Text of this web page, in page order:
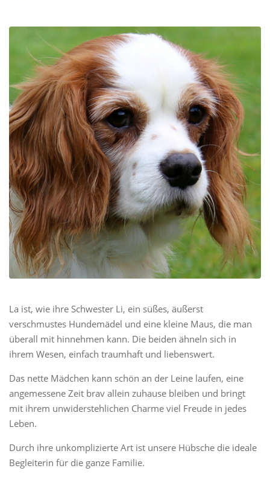
La ist, wie ihre Schwester Li, ein süßes, äußerst
verschmustes Hundemädel und eine kleine Maus, die man
überall mit hinnehmen kann. Die beiden ähneln sich in
ihrem Wesen, einfach traumhaft und liebenswert.
Das nette Mädchen kann schön an der Leine laufen, eine
angemessene Zeit brav allein zuhause bleiben und bringt
mit ihrem unwiderstehlichen Charme viel Freude in jedes
Leben.
Durch ihre unkomplizierte Art ist unsere Hübsche die ideale
Begleiterin für die ganze Familie.